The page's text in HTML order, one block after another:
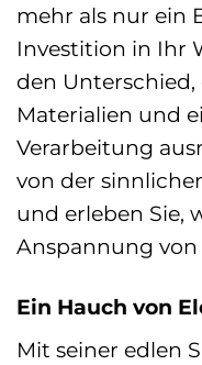
mehr als nur ein
Investition in Ihr
den
Materialien und
Verarbeitung
von der
und erleben Sie,
Anspannung von
Ein Hauch von
Mit seiner edlen